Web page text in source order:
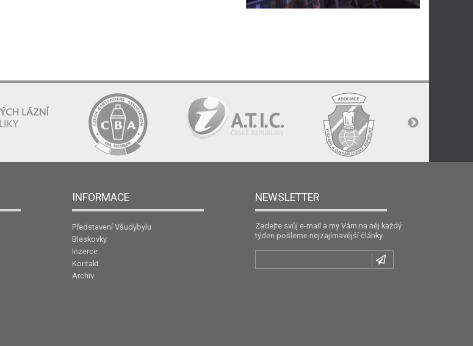
INFORMACE
Představení Všudybylu
Bleskovky
Inzerce
Kontakt
Archiv
NEWSLETTER
Zadejte svůj e-mail a my Vám na něj každý
týden pošleme nejzajímavější články.